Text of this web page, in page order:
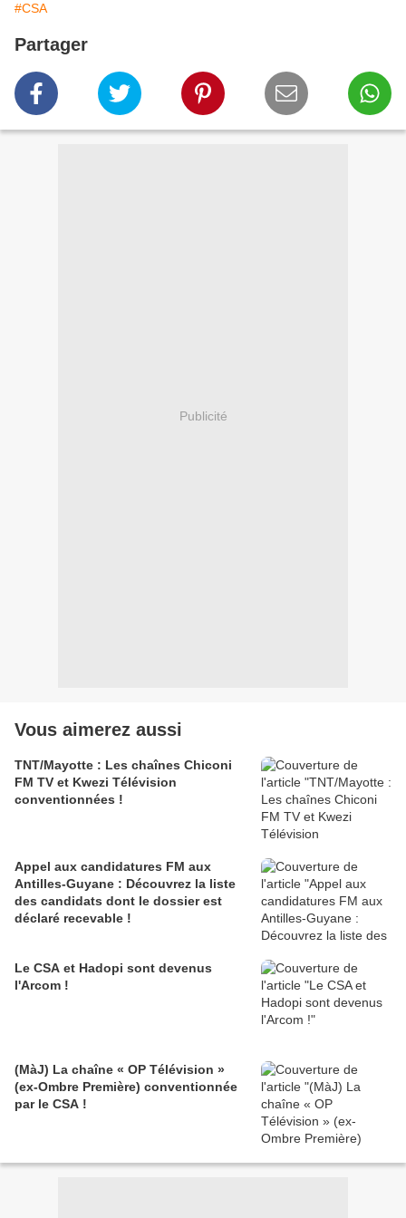
#CSA
Partager
Publicité
Vous aimerez aussi
TNT/Mayotte : Les chaînes Chiconi
FM TV et Kwezi Télévision
conventionnées !
Appel aux candidatures FM aux
Antilles-Guyane : Découvrez la liste
des candidats dont le dossier est
déclaré recevable !
Le CSA et Hadopi sont devenus
l'Arcom !
(MàJ) La chaîne « OP Télévision »
(ex-Ombre Première) conventionnée
par le CSA !